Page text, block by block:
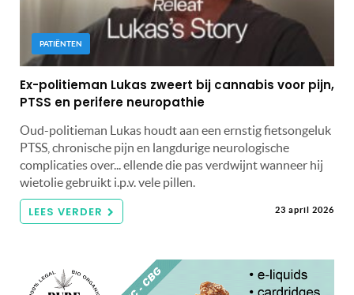
PATIËNTEN
Ex-politieman Lukas zweert bij cannabis voor pijn,
PTSS en perifere neuropathie
Oud-politieman Lukas houdt aan een ernstig fietsongeluk
PTSS, chronische pijn en langdurige neurologische
complicaties over... ellende die pas verdwijnt wanneer hij
wietolie gebruikt i.p.v. vele pillen.
LEES VERDER 23 april 2026